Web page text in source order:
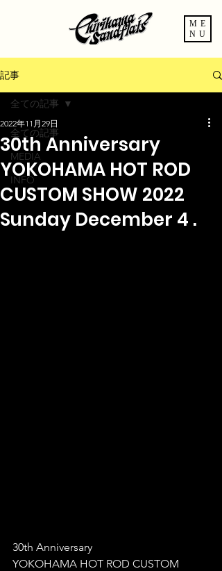
ME
NU
記事
全ての記事
MEDIA
INFO
全ての記事
30th Anniversary
YOKOHAMA HOT ROD
CUSTOM SHOW 2022
Sunday December 4 .
2022年11月29日
30th Anniversary
YOKOHAMA HOT ROD CUSTOM